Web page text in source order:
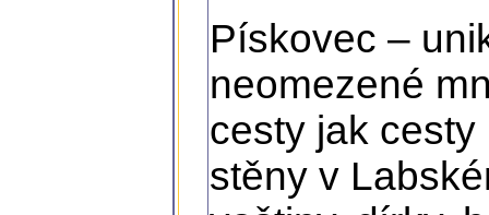
Pískovec –
neomezené
cesty jak
stěny v